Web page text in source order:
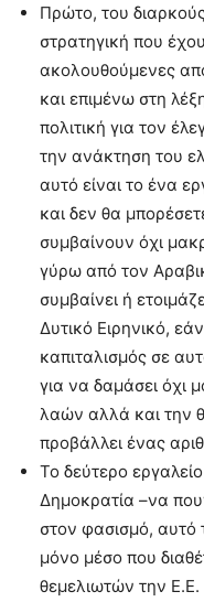
Πρώτο, του
στρατηγική που
ακολουθούμενες
και επιμένω στη
πολιτική για τον
την ανάκτηση του
αυτό είναι το ένα
και δεν θα
συμβαίνουν όχι
γύρω από τον
συμβαίνει ή
Δυτικό Ειρηνικό,
καπιταλισμός σε
για να δαμάσει όχι
λαών αλλά και την
προβάλλει ένας
Το δεύτερο
Δημοκρατία –να
στον φασισμό, αυτό
μόνο μέσο που
θεμελιωτών την Ε.Ε.